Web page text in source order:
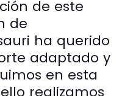
de este
de
ha querido
adaptado y
en esta
realizamos